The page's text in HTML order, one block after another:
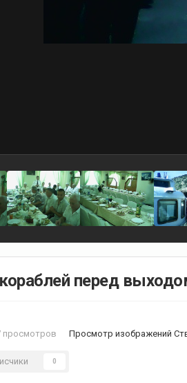
перед
просмотров Просмотр изображений
0